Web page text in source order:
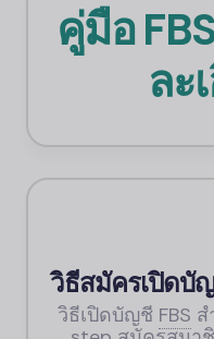
คู่มือ
ละ
วิธีสมัครเปิดบั
วิธีเปิดบัญชี FBS ส